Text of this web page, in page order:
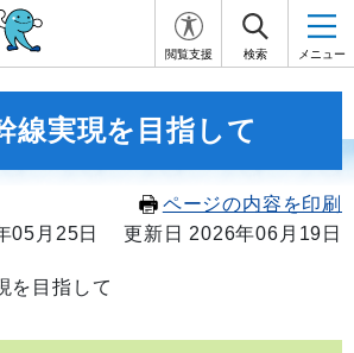
閲覧支援 検索 メニュー
線実現を目指して
ページの内容を印刷
05月25日
更新日 2026年06月19日